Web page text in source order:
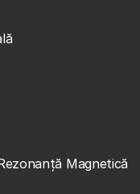
Magnetică